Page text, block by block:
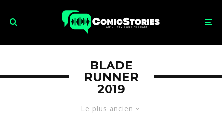
Le plus ancien
BLADE
RUNNER
2019